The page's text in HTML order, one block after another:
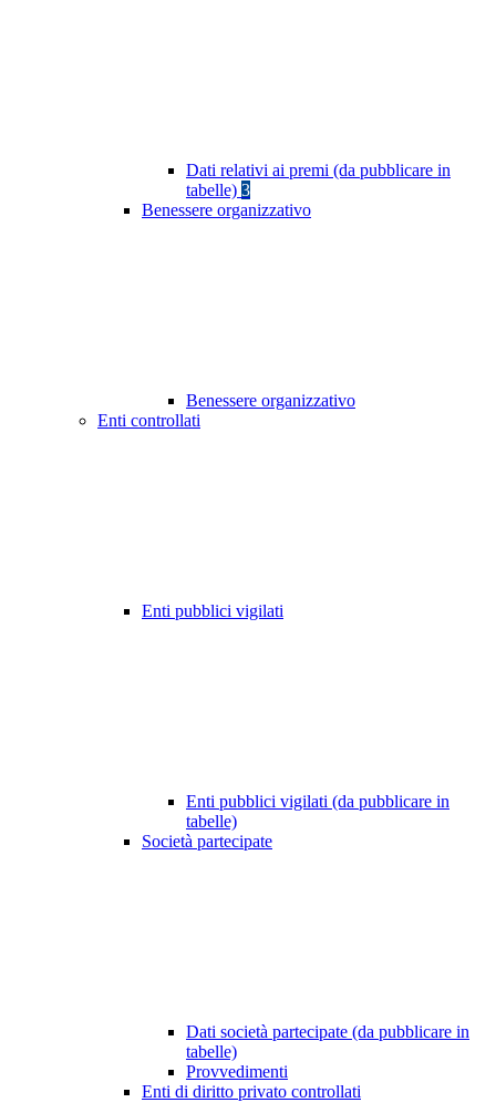
Dati relativi ai premi (da pubblicare in
tabelle) 3
Benessere organizzativo
Benessere organizzativo
Enti controllati
Enti pubblici vigilati
Enti pubblici vigilati (da pubblicare in
tabelle)
Società partecipate
Dati società partecipate (da pubblicare in
tabelle)
Provvedimenti
Enti di diritto privato controllati